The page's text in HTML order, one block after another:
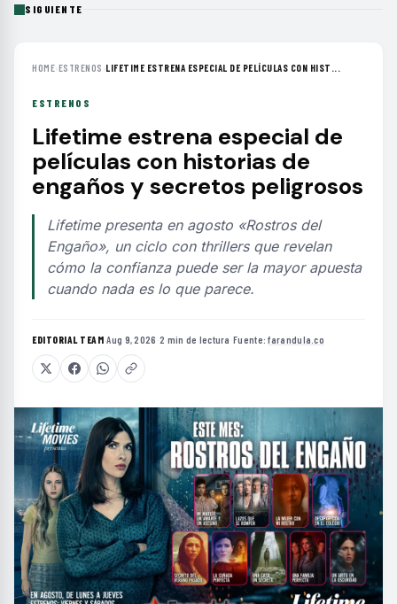
SIGUIENTE
HOME›ESTRENOS ›LIFETIME ESTRENA ESPECIAL DE PELÍCULAS CON HIST...
ESTRENOS
Lifetime estrena especial de
películas con historias de
engaños y secretos peligrosos
Lifetime presenta en agosto «Rostros del
Engaño», un ciclo con thrillers que revelan
cómo la confianza puede ser la mayor apuesta
cuando nada es lo que parece.
EDITORIAL TEAM·Aug 9, 2026 ·2 min de lectura ·Fuente:farandula.co